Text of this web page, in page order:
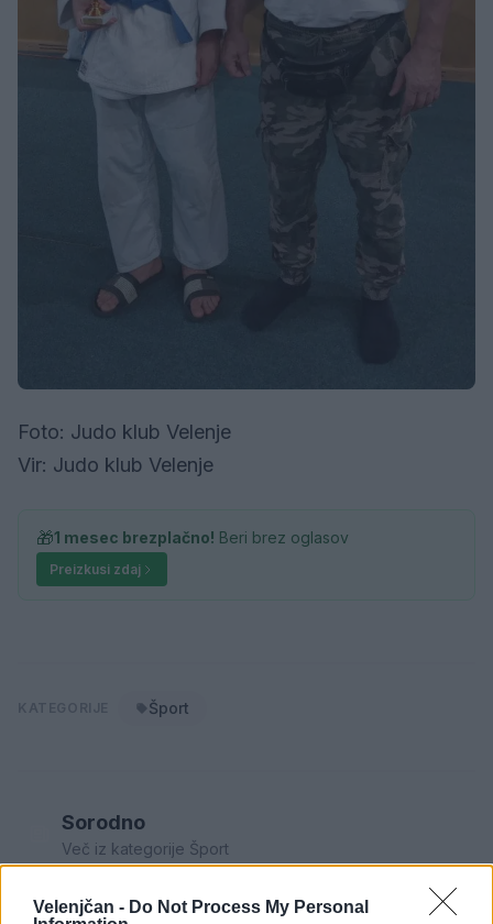
Velenjčan - Do Not Process My Personal
Foto: Judo klub Velenje
Vir: Judo klub Velenje
🎁1 mesec brezplačno! Beri brez oglasov
Preizkusi zdaj
Šport
Sorodno
Več iz kategorije Šport